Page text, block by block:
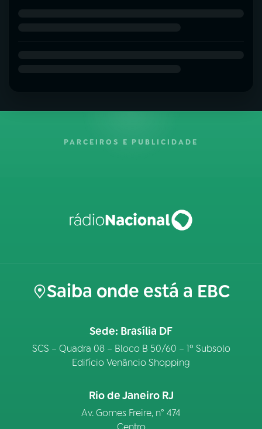
PARCEIROS E PUBLICIDADE
Saiba onde está a EBC
Sede: Brasília DF
SCS – Quadra 08 – Bloco B 50/60 – 1º Subsolo
Edifício Venâncio Shopping
Rio de Janeiro RJ
Av. Gomes Freire, n° 474